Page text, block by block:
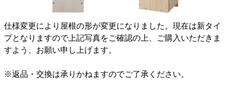
仕様変更により屋根の形が変更になりました。現在は新タイ
プとなりますので上記写真をご確認の上、ご購入いただきま
すよう、お願い申し上げます。
※返品・交換は承りかねますのでご了承ください。